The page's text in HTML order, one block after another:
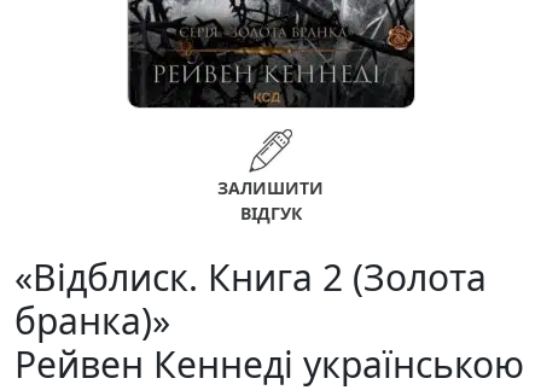
ЗАЛИШИТИ
ВІДГУК
«Відблиск. Книга 2 (Золота
бранка)»
Рейвен Кеннеді українською